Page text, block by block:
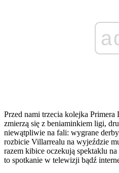
Przed nami trzecia kolejka
zmierzą się z beniaminkiem ligi,
niewątpliwie na fali: wygrane
rozbicie Villarrealu na wyjeździe
razem kibice oczekują spektaklu
to spotkanie w telewizji bądź